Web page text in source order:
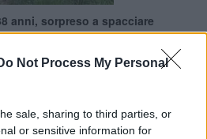
Not Process My Personal
sale, sharing to third parties, or
or sensitive information for
anni, sorpreso a spacciare
di Montefalcone. Nella fuga